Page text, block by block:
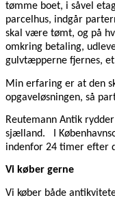
tømme boet, i såvel
parcelhus, indgår
skal være tømt, og på
omkring betaling,
gulvtæpperne fjernes,
Min erfaring er at den
opgaveløsningen, så
Reutemann Antik
sjælland. I
indenfor 24 timer efter
Vi køber gerne
Vi køber både